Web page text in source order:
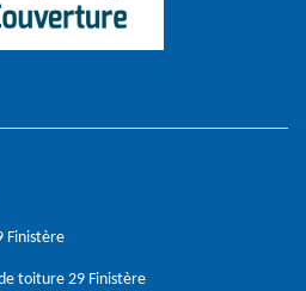
Finistère
toiture 29 Finistère